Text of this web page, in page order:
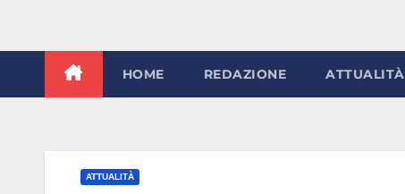
HOME REDAZIONE ATTUALITÀ
ATTUALITÀ